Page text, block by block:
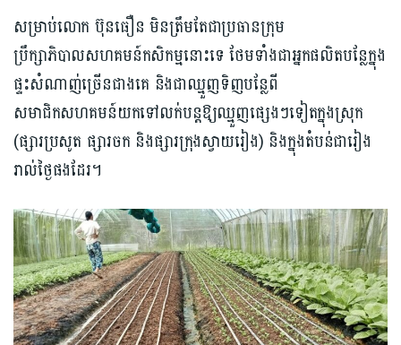
សម្រាប់លោក ប៊ុនធឿន មិនត្រឹមតែជាប្រធានក្រុម
ប្រឹក្សាភិបាលសហគមន៍កសិកម្មនោះទេ​ ថែមទាំងជា​អ្នកផលិតបន្លែក្នុង
ផ្ទះសំណាញ់ច្រើនជាងគេ និងជាឈ្មួញទិញបន្លែពី
សមាជិកសហគមន៍យកទៅ​លក់បន្តឱ្យឈ្មួញផ្សេងៗទៀតក្នុងស្រុក
(ផ្សារប្រសូត ផ្សារចក និងផ្សារក្រុងស្វាយរៀង) និងក្នុងតំបន់ជារៀង
រាល់ថ្ងៃផងដែរ។